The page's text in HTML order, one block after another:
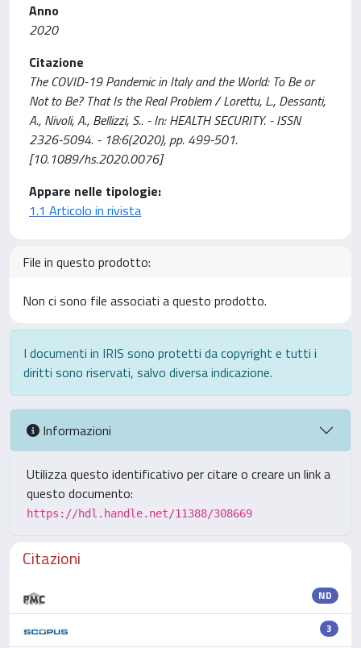
Anno
2020
Citazione
The COVID-19 Pandemic in Italy and the World: To Be or
Not to Be? That Is the Real Problem / Lorettu, L., Dessanti,
A., Nivoli, A., Bellizzi, S.. - In: HEALTH SECURITY. - ISSN
2326-5094. - 18:6(2020), pp. 499-501.
[10.1089/hs.2020.0076]
Appare nelle tipologie:
1.1 Articolo in rivista
File in questo prodotto:
Non ci sono file associati a questo prodotto.
I documenti in IRIS sono protetti da copyright e tutti i
diritti sono riservati, salvo diversa indicazione.
Informazioni
Utilizza questo identificativo per citare o creare un link a
questo documento:
https://hdl.handle.net/11388/308669
Citazioni
ND
3